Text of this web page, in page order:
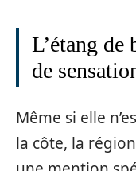
L’étang de
de
Même si elle
la côte, la